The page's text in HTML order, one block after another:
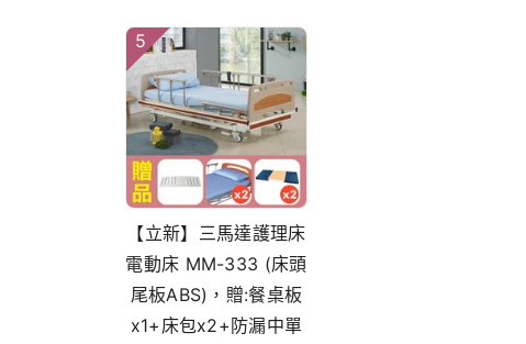
5
【立新】三馬達護理床
電動床 MM-333 (床頭
尾板ABS)，贈:餐桌板
x1+床包x2+防漏中單